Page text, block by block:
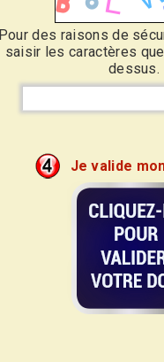
Pour des raisons de
saisir les caractères
dessus.
Je valide